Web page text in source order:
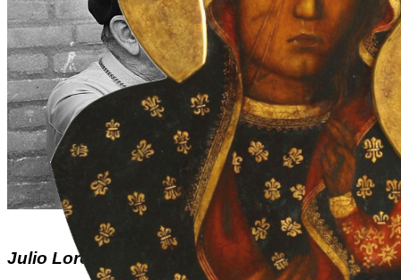
Julio Loredo